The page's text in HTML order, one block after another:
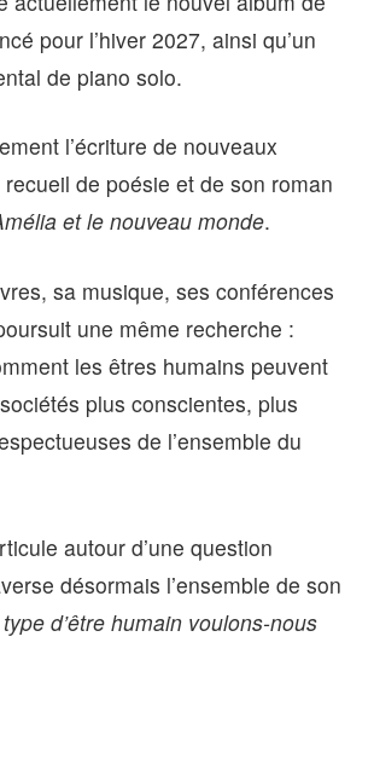
pour l’hiver 2027, ainsi qu’un
de piano solo.
l’écriture de nouveaux
recueil de poésie et de son roman
et le nouveau monde.
sa musique, ses conférences
une même recherche :
les êtres humains peuvent
plus conscientes, plus
de l’ensemble du
autour d’une question
désormais l’ensemble de son
d’être humain voulons-nous